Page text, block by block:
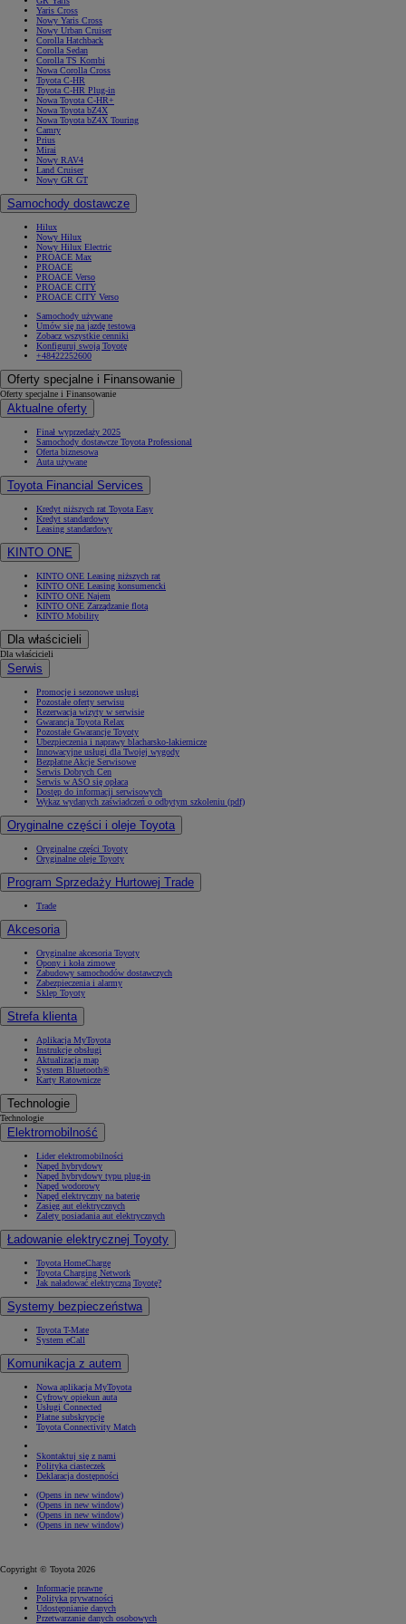
Yaris Cross
Nowy Yaris Cross
Nowy Urban Cruiser
Corolla Hatchback
Corolla Sedan
Corolla TS Kombi
Nowa Corolla Cross
Toyota C-HR
Toyota C-HR Plug-in
Nowa Toyota C-HR+
Nowa Toyota bZ4X
Nowa Toyota bZ4X Touring
Camry
Prius
Mirai
Nowy RAV4
Land Cruiser
Nowy GR GT
Samochody dostawcze
Hilux
Nowy Hilux
Nowy Hilux Electric
PROACE Max
PROACE
PROACE Verso
PROACE CITY
PROACE CITY Verso
Samochody używane
Umów się na jazdę testową
Zobacz wszystkie cenniki
Konfiguruj swoją Toyotę
+48422252600
Oferty specjalne i Finansowanie
Oferty specjalne i Finansowanie
Aktualne oferty
Finał wyprzedaży 2025
Samochody dostawcze Toyota Professional
Oferta biznesowa
Auta używane
Toyota Financial Services
Kredyt niższych rat Toyota Easy
Kredyt standardowy
Leasing standardowy
KINTO ONE
KINTO ONE Leasing niższych rat
KINTO ONE Leasing konsumencki
KINTO ONE Najem
KINTO ONE Zarządzanie flotą
KINTO Mobility
Dla właścicieli
Dla właścicieli
Serwis
Promocje i sezonowe usługi
Pozostałe oferty serwisu
Rezerwacja wizyty w serwisie
Gwarancja Toyota Relax
Pozostałe Gwarancje Toyoty
Ubezpieczenia i naprawy blacharsko-lakiernicze
Innowacyjne usługi dla Twojej wygody
Bezpłatne Akcje Serwisowe
Serwis Dobrych Cen
Serwis w ASO się opłaca
Dostęp do informacji serwisowych
Wykaz wydanych zaświadczeń o odbytym szkoleniu (pdf)
Oryginalne części i oleje Toyota
Oryginalne części Toyoty
Oryginalne oleje Toyoty
Program Sprzedaży Hurtowej Trade
Trade
Akcesoria
Oryginalne akcesoria Toyoty
Opony i koła zimowe
Zabudowy samochodów dostawczych
Zabezpieczenia i alarmy
Sklep Toyoty
Strefa klienta
Aplikacja MyToyota
Instrukcje obsługi
Aktualizacja map
System Bluetooth®
Karty Ratownicze
Technologie
Technologie
Elektromobilność
Lider elektromobilności
Napęd hybrydowy
Napęd hybrydowy typu plug-in
Napęd wodorowy
Napęd elektryczny na baterię
Zasięg aut elektrycznych
Zalety posiadania aut elektrycznych
Ładowanie elektrycznej Toyoty
Toyota HomeCharge
Toyota Charging Network
Jak naładować elektryczną Toyotę?
Systemy bezpieczeństwa
Toyota T-Mate
System eCall
Komunikacja z autem
Nowa aplikacja MyToyota
Cyfrowy opiekun auta
Usługi Connected
Płatne subskrypcje
Toyota Connectivity Match
Skontaktuj się z nami
Polityka ciasteczek
Deklaracja dostępności
(Opens in new window)
(Opens in new window)
(Opens in new window)
(Opens in new window)
Copyright © Toyota 2026
Informacje prawne
Polityka prywatności
Udostępnianie danych
Przetwarzanie danych osobowych